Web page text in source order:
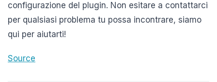
configurazione del plugin. Non esitare a contattarci
per qualsiasi problema tu possa incontrare, siamo
qui per aiutarti!
Source